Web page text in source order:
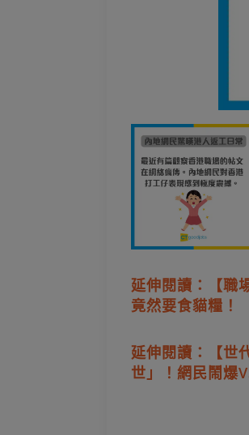
延伸閱讀：【職
竟然要食貓糧！
延伸閱讀：【世
世」！網民鬧爆